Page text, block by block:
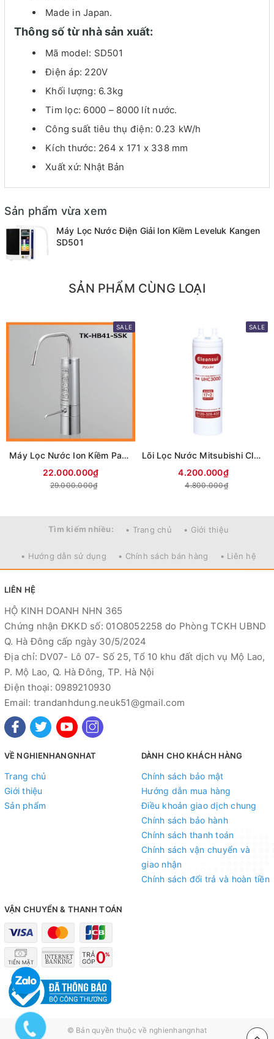
Made in Japan.
Thông số từ nhà sản xuất:
Mã model: SD501
Điện áp: 220V
Khối lượng: 6.3kg
Tim lọc: 6000 – 8000 lít nước.
Công suất tiêu thụ điện: 0.23 kW/h
Kích thước: 264 x 171 x 338 mm
Xuất xứ: Nhật Bản
Sản phẩm vừa xem
Máy Lọc Nước Điện Giải Ion Kiềm Leveluk Kangen
SD501
SẢN PHẨM CÙNG LOẠI
SALE
Máy Lọc Nước Ion Kiềm Panasonic TK-HB41 New
22.000.000₫
29.000.000₫
SALE
Lõi Lọc Nước Mitsubishi Cleansui UHC3000
4.200.000₫
4.800.000₫
Tìm kiếm nhiều: • Trang chủ • Giới thiệu
• Hướng dẫn sử dụng • Chính sách bán hàng • Liên hệ
LIÊN HỆ
HỘ KINH DOANH NHN 365
Chứng nhận ĐKKD số: 01O8052258 do Phòng TCKH UBND
Q. Hà Đông cấp ngày 30/5/2024
Địa chỉ: DV07- Lô 07- Số 25, Tổ 10 khu đất dịch vụ Mộ Lao,
P. Mộ Lao, Q. Hà Đông, TP. Hà Nội
Điện thoại: 0989210930
Email: trandanhdung.neuk51@gmail.com
VỀ NGHIENHANGNHAT
Trang chủ
Giới thiệu
Sản phẩm
DÀNH CHO KHÁCH HÀNG
Chính sách bảo mật
Hướng dẫn mua hàng
Điều khoản giao dịch chung
Chính sách bảo hành
Chính sách thanh toán
Chính sách vận chuyển và
giao nhận
Chính sách đổi trả và hoàn tiền
VẬN CHUYỂN & THANH TOÁN
© Bản quyền thuộc về nghienhangnhat